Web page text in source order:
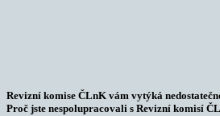
Revizní komise ČLnK vám vytýká
Proč jste nespolupracovali s Revizní komisí